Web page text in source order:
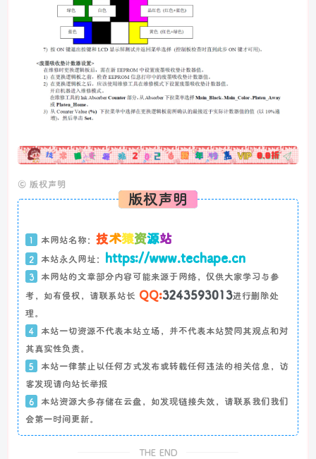
广告
© 版权声明
版权声明
1 本网站名称： 技术猿资源站
2 本站永久网址： https://www.techape.cn
3
本网站的文章部分内容可能来源于网络，仅供大家学习与参
考，如有侵权，请联系站长 QQ:3243593013进行删除处
理。
4
本站一切资源不代表本站立场，并不代表本站赞同其观点和对
其真实性负责。
5
本站一律禁止以任何方式发布或转载任何违法的相关信息，访
客发现请向站长举报
6
本站资源大多存储在云盘，如发现链接失效，请联系我们我们
会第一时间更新。
THE END